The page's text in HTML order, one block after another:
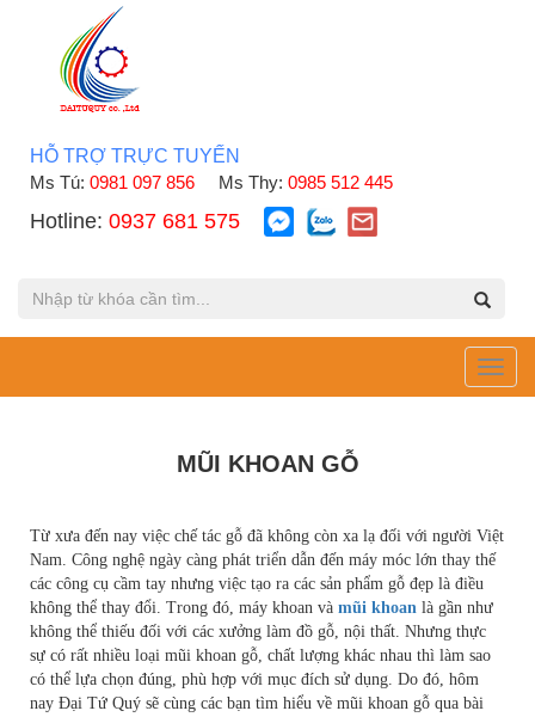
HỖ TRỢ TRỰC TUYẾN
Ms Tú: 0981 097 856 Ms Thy: 0985 512 445
Hotline: 0937 681 575
MŨI KHOAN GỖ
Từ xưa đến nay việc chế tác gỗ đã không còn xa lạ đối với người Việt
Nam. Công nghệ ngày càng phát triển dẫn đến máy móc lớn thay thế
các công cụ cầm tay nhưng việc tạo ra các sản phẩm gỗ đẹp là điều
không thể thay đổi. Trong đó, máy khoan và mũi khoan là gần như
không thể thiếu đối với các xưởng làm đồ gỗ, nội thất. Nhưng thực
sự có rất nhiều loại mũi khoan gỗ, chất lượng khác nhau thì làm sao
có thể lựa chọn đúng, phù hợp với mục đích sử dụng. Do đó, hôm
nay Đại Tứ Quý sẽ cùng các bạn tìm hiểu về mũi khoan gỗ qua bài